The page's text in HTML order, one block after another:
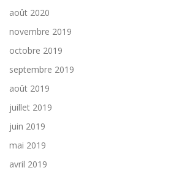
août 2020
novembre 2019
octobre 2019
septembre 2019
août 2019
juillet 2019
juin 2019
mai 2019
avril 2019